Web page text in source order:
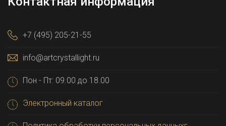
+7 (495) 205-21-55
info@artcrystallight.ru
Пон - Пт: 09.00 до 18.00
Электронный каталог